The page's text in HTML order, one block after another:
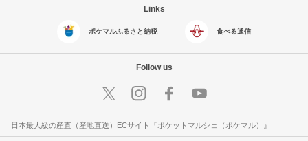
Links
ポケマルふるさと納税 食べる通信
Follow us
日本最大級の産直（産地直送）ECサイト『ポケットマルシェ（ポケマル）』